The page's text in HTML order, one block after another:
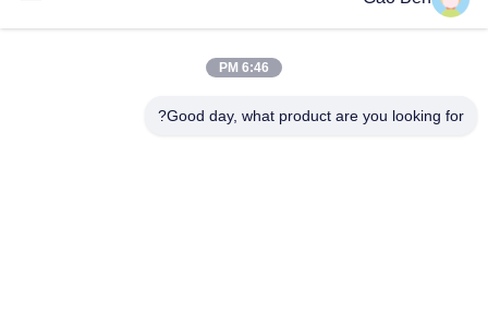
8MM X 1500 X 6000MM
6:46 PM
Good day, what product are you looking for?